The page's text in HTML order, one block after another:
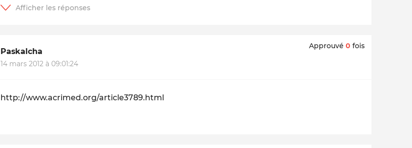
Paskalcha
14 mars 2012 à 09:01:24
Approuvé 0 fois
http://www.acrimed.org/article3789.html